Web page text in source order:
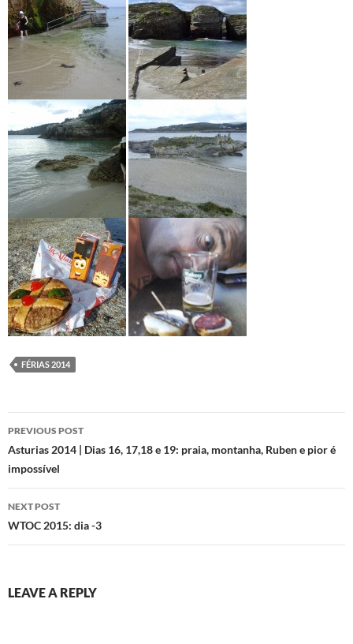
FÉRIAS 2014
Post
navigation
PREVIOUS POST
Asturias 2014 | Dias 16, 17,18 e 19: praia, montanha, Ruben e pior é
impossível
NEXT POST
WTOC 2015: dia -3
LEAVE A REPLY